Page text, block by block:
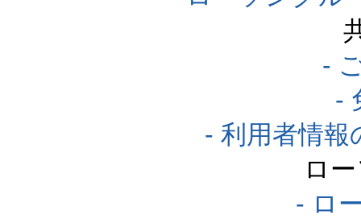
-
-
- 利用者情報
ロ
- ロ